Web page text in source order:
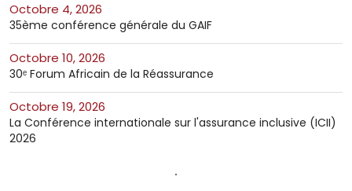
octobre 4, 2026
35ème conférence générale du GAIF
octobre 10, 2026
30ᵉ Forum Africain de la Réassurance
octobre 19, 2026
La Conférence internationale sur l'assurance inclusive (ICII)
2026